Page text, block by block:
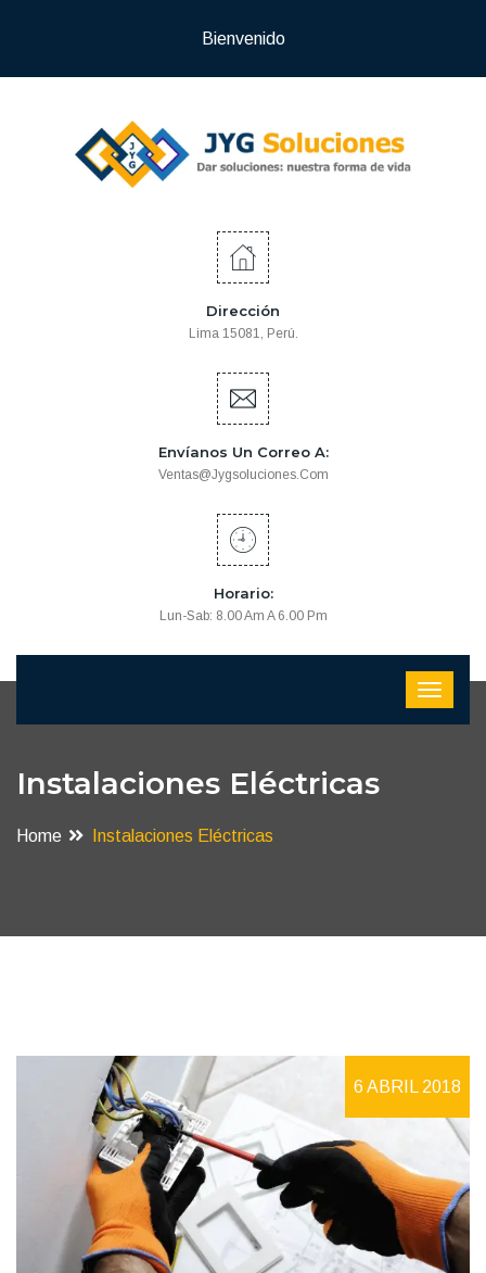
Bienvenido
Dirección
Lima 15081, Perú.
Envíanos Un Correo A:
Ventas@jygsoluciones.com
Horario:
Lun-Sab: 8.00 Am A 6.00 Pm
Instalaciones Eléctricas
Home Instalaciones Eléctricas
6 ABRIL 2018